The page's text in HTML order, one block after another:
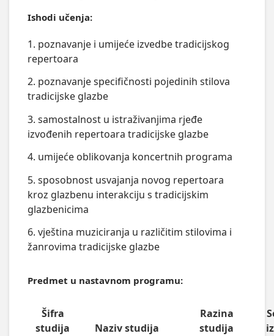
Ishodi učenja:
1. poznavanje i umijeće izvedbe tradicijskog
repertoara
2. poznavanje specifičnosti pojedinih stilova
tradicijske glazbe
3. samostalnost u istraživanjima rjeđe
izvođenih repertoara tradicijske glazbe
4. umijeće oblikovanja koncertnih programa
5. sposobnost usvajanja novog repertoara
kroz glazbenu interakciju s tradicijskim
glazbenicima
6. vještina muziciranja u različitim stilovima i
žanrovima tradicijske glazbe
Predmet u nastavnom programu:
Šifra
studija
Naziv studija
Razina
studija